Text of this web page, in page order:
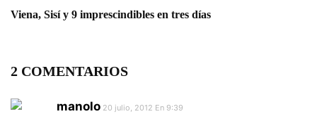
Viena, Sisí y 9 imprescindibles en tres días
2 COMENTARIOS
manolo 20 julio, 2012 En 9:39